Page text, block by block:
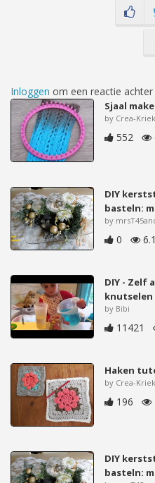
Inloggen om een reactie
Sjaal
by Crea-Kriek
552
DIY
basteln:
by
0
DIY - Zelf
knutselen
by Bibi
11421
Haken
by Crea-Kriek
196
DIY
basteln: